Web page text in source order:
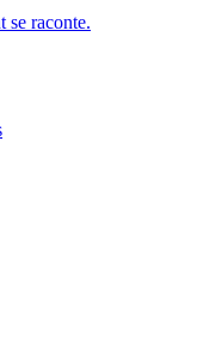
se raconte.